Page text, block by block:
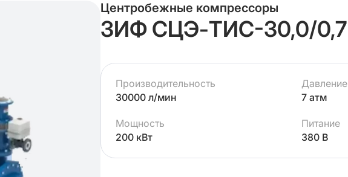
Центробежные компрессоры
ЗИФ СЦЭ-ТИС-30,0/0,7
Производительность
30000 л/мин
Давление
7 атм
Мощность
200 кВт
Питание
380 В